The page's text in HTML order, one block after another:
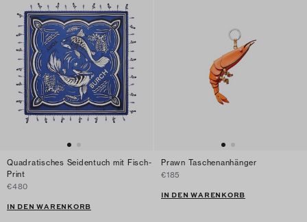
Quadratisches Seidentuch mit Fisch-
Print
€480
IN DEN WARENKORB
Prawn Taschenanhänger
€185
IN DEN WARENKORB